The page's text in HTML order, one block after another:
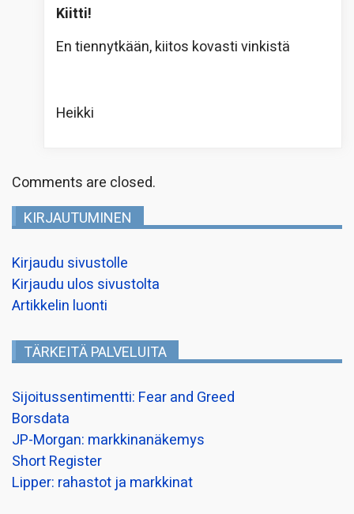
Kiitti!
En tiennytkään, kiitos kovasti vinkistä
Heikki
Comments are closed.
KIRJAUTUMINEN
Kirjaudu sivustolle
Kirjaudu ulos sivustolta
Artikkelin luonti
TÄRKEITÄ PALVELUITA
Sijoitussentimentti: Fear and Greed
Borsdata
JP-Morgan: markkinanäkemys
Short Register
Lipper: rahastot ja markkinat